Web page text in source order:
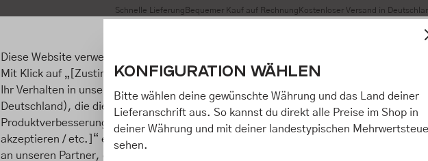
Schnelle Lieferung Bequemer Kauf auf Rechnung Kostenloser Versand in
Diese Website verwendet Cookies, um eine bestmögliche Erfahrung bieten zu können.
Mit Klick auf „[Zustimmen / Alles akzeptieren / etc.]“ erteilen Sie Ihre Einwilligung
Ihr Verhalten in unserem Shop an unseren Partner, die shopware AG (Ebbinghoff 10,
Deutschland), die diese Daten Ihnen nicht persönlich zuordnen kann, sie aber zu
Produktverbesserungen, Marktverhaltensanalysen) verarbeiten darf. Mit Klick auf
akzeptieren / etc.]“ erteilen Sie Ihre Einwilligung auch in die Weitergabe über Ihr
an unseren Partner, die shopware AG (Ebbinghoff 10, 48624 Schöppingen,
KONFIGURATION WÄHLEN
Bitte wählen deine gewünschte Währung und das Land deiner
Lieferanschrift aus. So kannst du direkt alle Preise im Shop in
deiner Währung und mit deiner landestypischen
sehen.